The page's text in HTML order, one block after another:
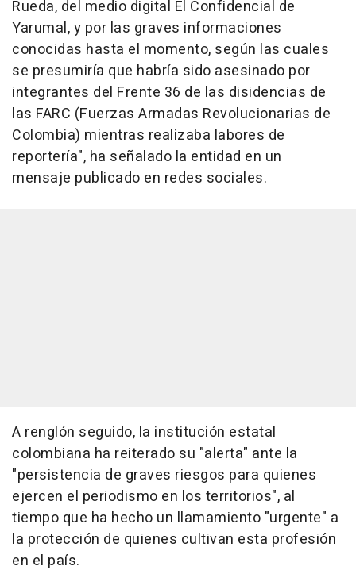
Rueda, del medio digital El Confidencial de
Yarumal, y por las graves informaciones
conocidas hasta el momento, según las cuales
se presumiría que habría sido asesinado por
integrantes del Frente 36 de las disidencias de
las FARC (Fuerzas Armadas Revolucionarias de
Colombia) mientras realizaba labores de
reportería", ha señalado la entidad en un
mensaje publicado en redes sociales.
A renglón seguido, la institución estatal
colombiana ha reiterado su "alerta" ante la
"persistencia de graves riesgos para quienes
ejercen el periodismo en los territorios", al
tiempo que ha hecho un llamamiento "urgente" a
la protección de quienes cultivan esta profesión
en el país.